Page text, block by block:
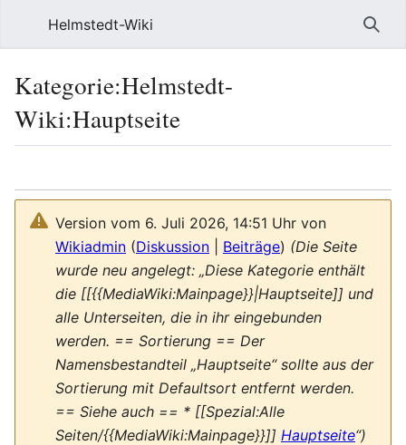
Helmstedt-Wiki
Kategorie:Helmstedt-
Wiki:Hauptseite
Version vom 6. Juli 2026, 14:51 Uhr von
Wikiadmin (Diskussion Beiträge) (Die Seite
wurde neu angelegt: „Diese Kategorie enthält
die [[{{MediaWiki:Mainpage}}|Hauptseite]] und
alle Unterseiten, die in ihr eingebunden
werden. == Sortierung == Der
Namensbestandteil „Hauptseite“ sollte aus der
Sortierung mit Defaultsort entfernt werden.
== Siehe auch == * [[Spezial:Alle
Seiten/{{MediaWiki:Mainpage}}]] Hauptseite“)